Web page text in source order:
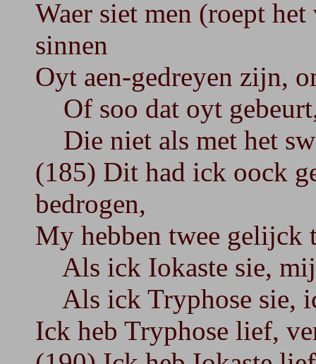
Waer siet men (roept
sinnen
Oyt aen-gedreyen zijn,
Of soo dat oyt
Die niet als met het
(185) Dit had ick oock
bedrogen,
My hebben twee gelijck
Als ick Iokaste sie,
Als ick Tryphose sie,
Ick heb Tryphose lief,